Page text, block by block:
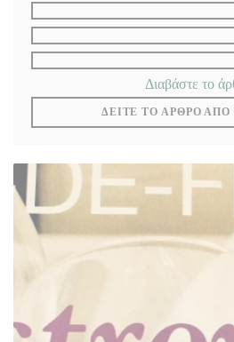
Διαβάστε το
ΔΕΊΤΕ ΤΟ ΆΡΘΡΟ